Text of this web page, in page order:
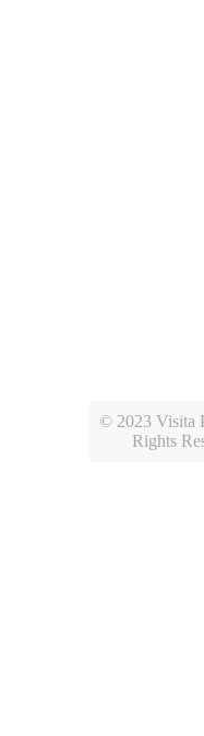
© 2023 Visita
Rights